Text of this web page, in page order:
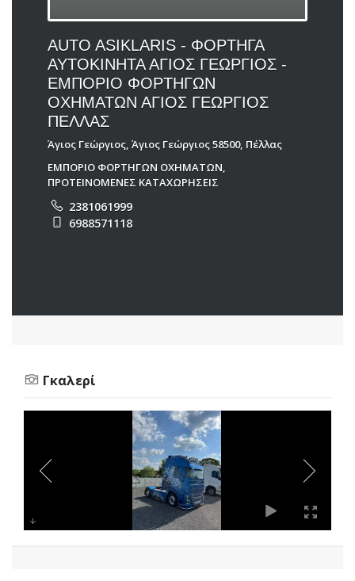
AUTO ASIKLARIS - ΦΟΡΤΗΓΑ
ΑΥΤΟΚΙΝΗΤΑ ΑΓΙΟΣ ΓΕΩΡΓΙΟΣ -
ΕΜΠΟΡΙΟ ΦΟΡΤΗΓΩΝ
ΟΧΗΜΑΤΩΝ ΑΓΙΟΣ ΓΕΩΡΓΙΟΣ
ΠΕΛΛΑΣ
Άγιος Γεώργιος, Άγιος Γεώργιος 58500, Πέλλας
ΕΜΠΟΡΙΟ ΦΟΡΤΗΓΩΝ ΟΧΗΜΑΤΩΝ,
ΠΡΟΤΕΙΝΟΜΕΝΕΣ ΚΑΤΑΧΩΡΗΣΕΙΣ
2381061999
6988571118
Γκαλερί